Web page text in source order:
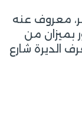
معروف عنه
بميزان من
الديرة شارع